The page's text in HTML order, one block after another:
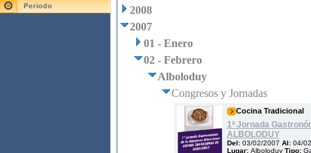
2008
2007
01 - Enero
02 - Febrero
Alboloduy
Congresos y Jornadas
Cocina Tradicional
1ª Jornada
ALBOLODUY
Del: 03/02/2007 Al: 04/
Lugar: AlboloduyTipo: